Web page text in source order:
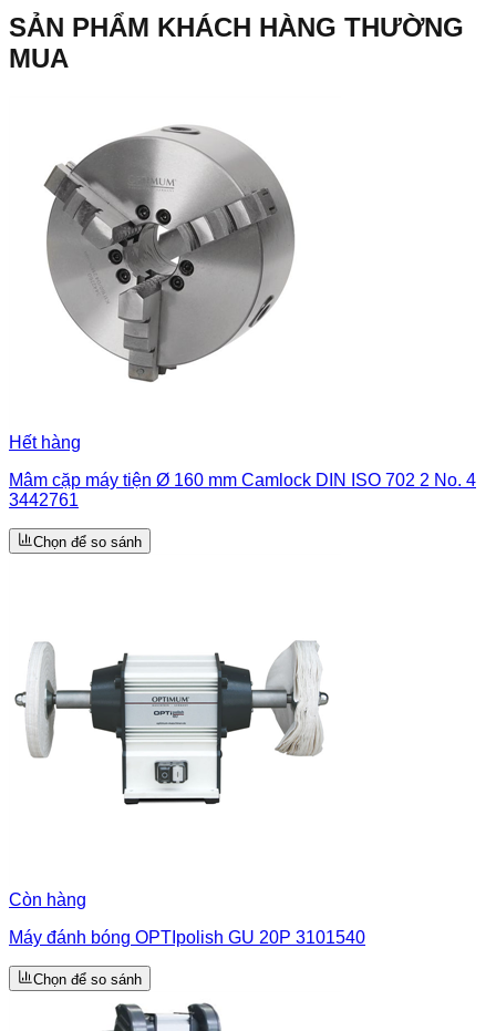
SẢN PHẨM KHÁCH HÀNG THƯỜNG
MUA
Hết hàng
Mâm cặp máy tiện Ø 160 mm Camlock DIN ISO 702 2 No. 4
3442761
Chọn để so sánh
Còn hàng
Máy đánh bóng OPTIpolish GU 20P 3101540
Chọn để so sánh